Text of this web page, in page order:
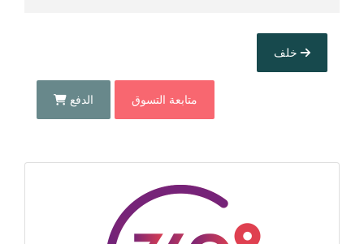
خلف
متابعة التسوق الدفع